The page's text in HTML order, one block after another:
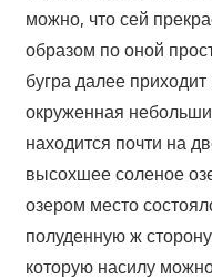
можно, что сей
образом по оной
бугра далее
окруженная
находится почти на
высохшее соленое
озером место
полуденную ж
которую насилу